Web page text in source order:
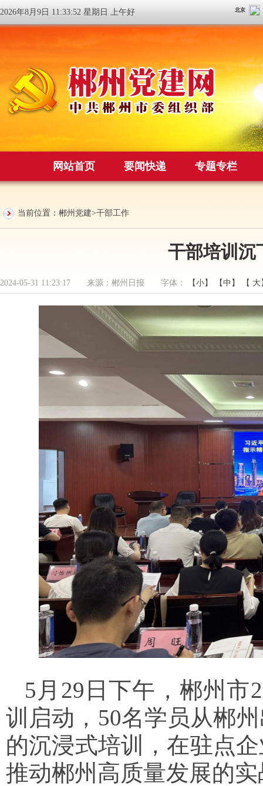
2026年8月9日 11:33:52 星期日 上午好
网站首页 要闻快递 专题专栏
当前位置： 郴州党建>干部工作
干部培训沉
2024-05-31 11:23:17 来源：郴州日报 字体： 【小】 【中】 【
5月29日下午，郴州市
训启动，50名学员从郴
的沉浸式培训，在驻点
推动郴州高质量发展的